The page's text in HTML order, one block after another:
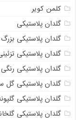
کلمن کویر
گلدان پلاستیکی
گلدان پلاستیکی بزرگ
گلدان پلاستیکی
گلدان پلاستیکی رنگی
گلدان پلاستیکی گل
گلدان پلاستیکی
گلدان پلاستیکی